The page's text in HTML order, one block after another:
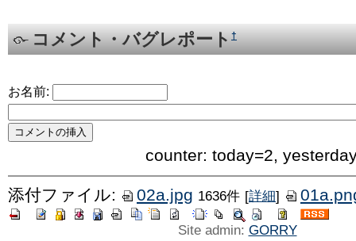
コメント・バグレポート†
お名前:
counter: today=2,
添付ファイル: 02a.jpg 1636件 [詳細]
Site admin: GORRY